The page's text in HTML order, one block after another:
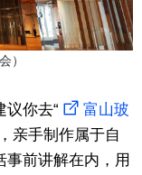
）
议你去“
富山玻
亲手制作属于自
前讲解在内，用